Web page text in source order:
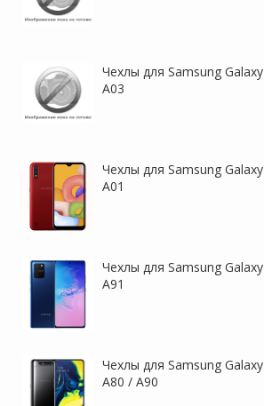
Чехлы для Samsung Galaxy
A03
Чехлы для Samsung Galaxy
A01
Чехлы для Samsung Galaxy
A91
Чехлы для Samsung Galaxy
A80 / A90